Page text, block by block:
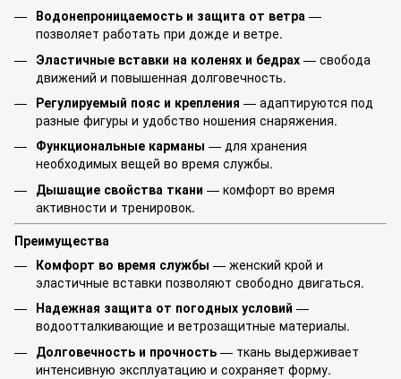
Водонепроницаемость и защита от ветра —
позволяет работать при дожде и ветре.
Эластичные вставки на коленях и бедрах — свобода
движений и повышенная долговечность.
Регулируемый пояс и крепления — адаптируются под
разные фигуры и удобство ношения снаряжения.
Функциональные карманы — для хранения
необходимых вещей во время службы.
Дышащие свойства ткани — комфорт во время
активности и тренировок.
Преимущества
Комфорт во время службы — женский крой и
эластичные вставки позволяют свободно двигаться.
Надежная защита от погодных условий —
водоотталкивающие и ветрозащитные материалы.
Долговечность и прочность — ткань выдерживает
интенсивную эксплуатацию и сохраняет форму.